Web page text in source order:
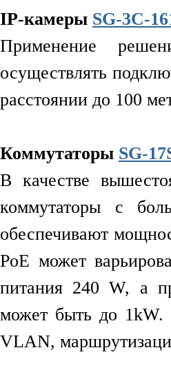
IP-камеры SG-3C-
Применение
осуществлять
расстоянии до 100
Коммутаторы SG-
В качестве
коммутаторы с
обеспечивают
PoE может
питания 240 W, а
может быть до 1kW.
VLAN,